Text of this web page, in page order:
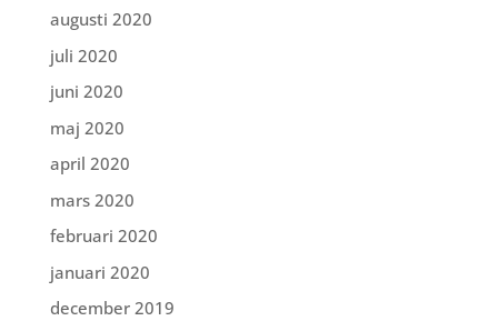
augusti 2020
juli 2020
juni 2020
maj 2020
april 2020
mars 2020
februari 2020
januari 2020
december 2019